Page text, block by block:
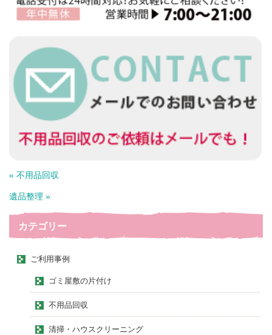
« 不用品回収
遺品整理 »
カテゴリー
ご利用事例
ゴミ屋敷の片付け
不用品回収
清掃・ハウスクリーニング